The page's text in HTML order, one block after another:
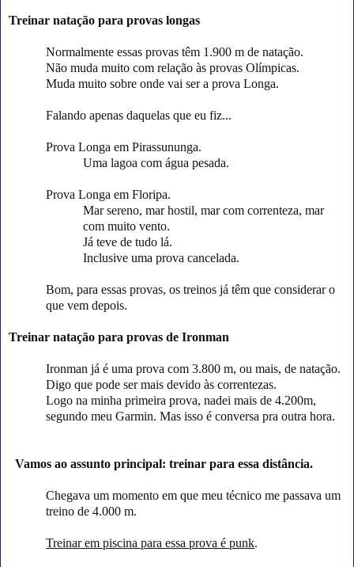
Treinar natação para provas longas
Normalmente essas provas têm 1.900 m de natação.
Não muda muito com relação às provas Olímpicas.
Muda muito sobre onde vai ser a prova Longa.
Falando apenas daquelas que eu fiz...
Prova Longa em Pirassununga.
Uma lagoa com água pesada.
Prova Longa em Floripa.
Mar sereno, mar hostil, mar com correnteza, mar
com muito vento.
Já teve de tudo lá.
Inclusive uma prova cancelada.
Bom, para essas provas, os treinos já têm que considerar o
que vem depois.
Treinar natação para provas de Ironman
Ironman já é uma prova com 3.800 m, ou mais, de natação.
Digo que pode ser mais devido às correntezas.
Logo na minha primeira prova, nadei mais de 4.200m,
segundo meu Garmin. Mas isso é conversa pra outra hora.
Vamos ao assunto principal: treinar para essa distância.
Chegava um momento em que meu técnico me passava um
treino de 4.000 m.
Treinar em piscina para essa prova é punk.